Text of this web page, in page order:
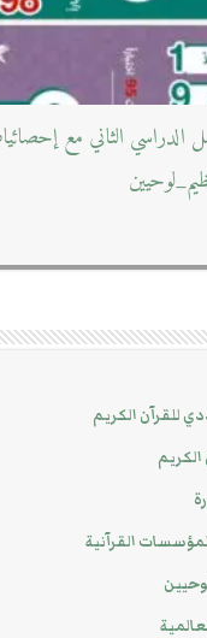
الدراسي الثاني مع
للقرآن الكريم
القرآنية